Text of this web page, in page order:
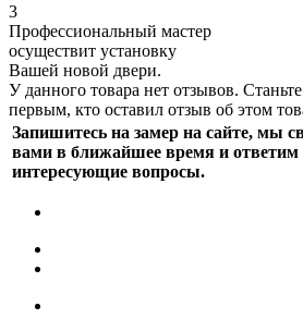
3
Профессиональный мастер
осуществит установку
Вашей новой двери.
У данного товара нет отзывов. Станьте
первым, кто оставил отзыв об этом
Запишитесь на замер на сайте, мы
вами в ближайшее время и ответим
интересующие вопросы.